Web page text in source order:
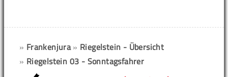
» Frankenjura» Riegelstein - Übersicht
» Riegelstein 03 - Sonntagsfahrer